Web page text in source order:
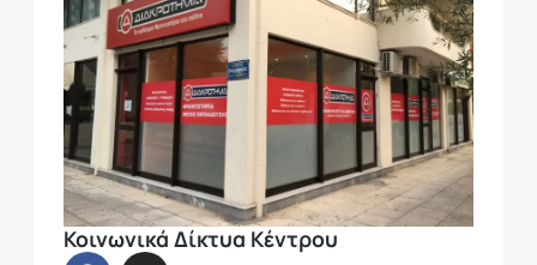
Κοινωνικά Δίκτυα Κέντρου